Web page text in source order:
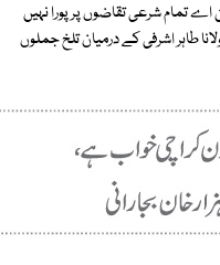
اے تمام شرعی تقاضوں پر پورا نہیں
طاہر اشرفی کے درمیان تلخ جملوں